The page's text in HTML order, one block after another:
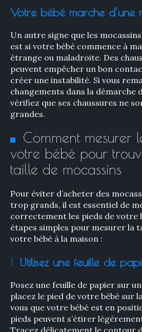
Votre bébé marche d’une
Un autre signe que les
est si votre bébé commence à
étrange ou maladroite. Des
peuvent empêcher un bon
créer une instabilité. Si vous
changements dans la démarche
vérifiez que ses chaussures ne
grandes.
Comment mesurer
votre bébé pour
taille de mocassins
Pour éviter d’acheter des
trop grands, il est essentiel de
correctement les pieds de votre
étapes simples pour mesurer la
votre bébé à la maison :
1. Utilisez une feuille de
Posez une feuille de papier sur
placez le pied de votre bébé sur
vous que votre bébé est en
pieds peuvent s’étirer
Tracez délicatement le contour